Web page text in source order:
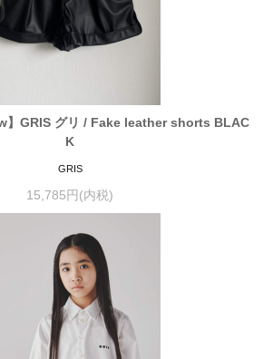
】GRIS グリ / Fake leather shorts BLAC
K
GRIS
15,785円(内税)